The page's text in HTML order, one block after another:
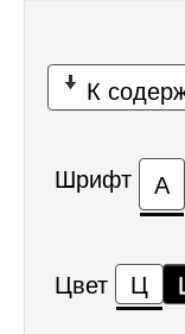
К
Шрифт А
Цвет Ц